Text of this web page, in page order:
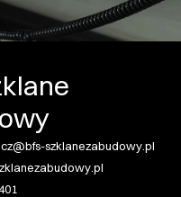
szklanezabudowy.pl